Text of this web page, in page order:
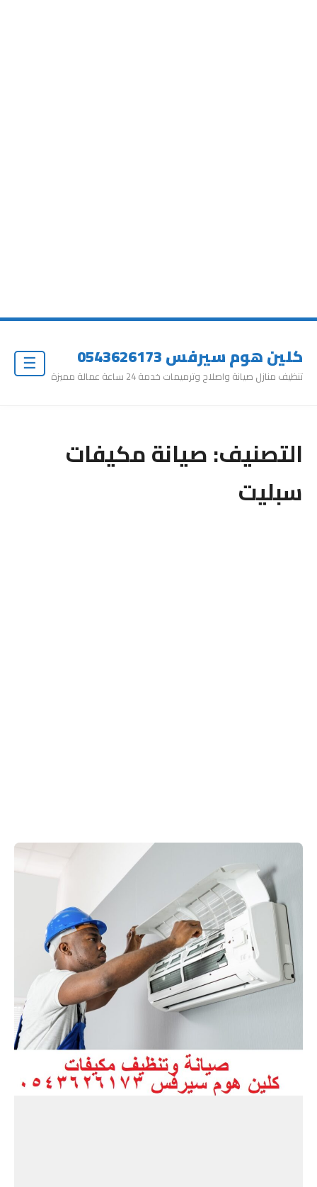
كلين هوم سيرفس 0543626173
تنظيف منازل صيانة واصلاح وترميمات خدمة 24 ساعة عمالة مميزة
التصنيف:صيانة مكيفات
سبليت